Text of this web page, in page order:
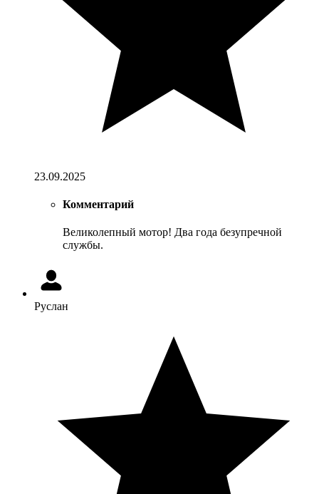
23.09.2025
Комментарий
Великолепный мотор! Два года безупречной
службы.
Руслан